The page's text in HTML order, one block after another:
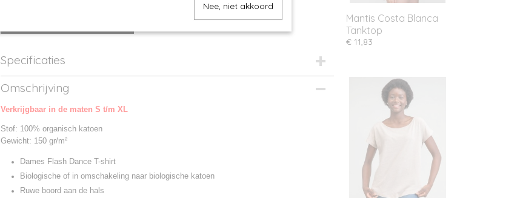
Specificaties
Productcode
Productcode leverancier
Omschrijving
Verkrijgbaar in de maten S t/m XL
Stof: 100% organisch katoen
Gewicht: 150 gr/m²
Dames Flash Dance T-shirt
Biologische of in omschakeling naar biologische katoen
Ruwe boord aan de hals
Mantis Costa Blanca
Tanktop
€ 11,83
Nee, niet akkoord